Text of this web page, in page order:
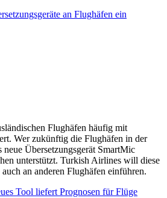
an Flughäfen ein
Flughäfen häufig mit
Wer zukünftig die Flughäfen in der
neue Übersetzungsgerät SmartMic
unterstützt. Turkish Airlines will diese
an anderen Flughäfen einführen.
Tool liefert Prognosen für Flüge